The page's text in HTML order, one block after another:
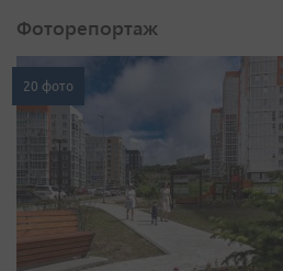
Фоторепортаж
20 фото